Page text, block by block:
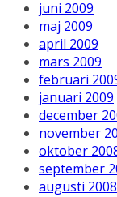
juni 2009
maj 2009
april 2009
mars 2009
februari
januari 2009
december
november
oktober
september
augusti 2008